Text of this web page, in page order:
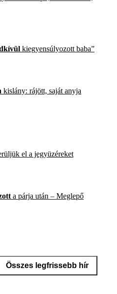
kiegyensúlyozott baba”
kislány: rájött, saját anyja
el a jegyüzéreket
a párja után – Meglepő
Összes legfrissebb hír